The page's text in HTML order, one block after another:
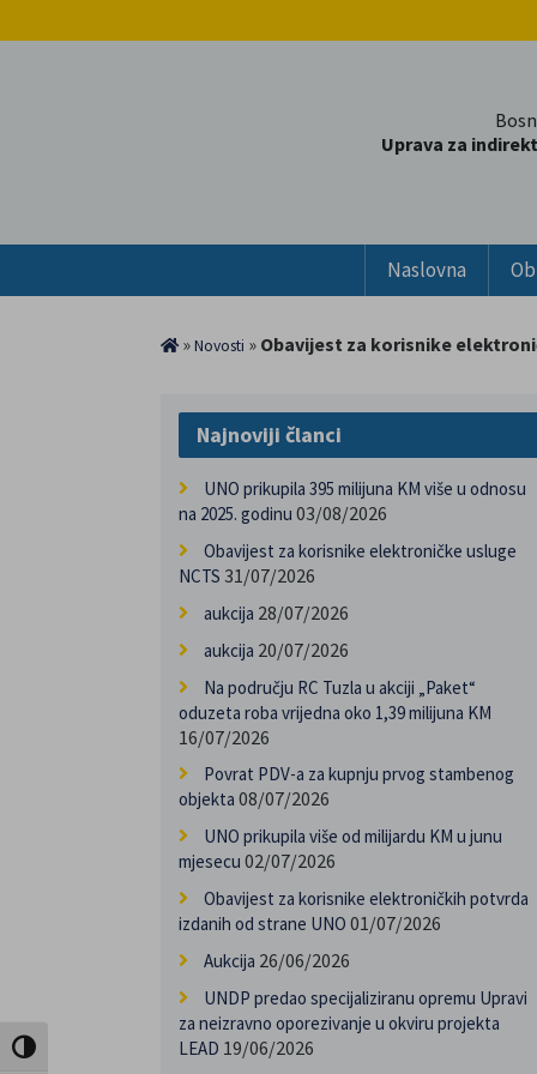
Uključi / isključi visoki kontrast
Uprava za
Naslovna
»Novosti » Obavijest za korisnike
Najnoviji članci
UNO prikupila 395 milijuna KM više u odnosu
na 2025. godinu 03/08/2026
Obavijest za korisnike elektroničke usluge
NCTS 31/07/2026
aukcija 28/07/2026
aukcija 20/07/2026
Na području RC Tuzla u akciji „Paket“
oduzeta roba vrijedna oko 1,39 milijuna KM
16/07/2026
Povrat PDV-a za kupnju prvog stambenog
objekta 08/07/2026
UNO prikupila više od milijardu KM u junu
mjesecu 02/07/2026
Obavijest za korisnike elektroničkih potvrda
izdanih od strane UNO 01/07/2026
Aukcija 26/06/2026
UNDP predao specijaliziranu opremu Upravi
za neizravno oporezivanje u okviru projekta
LEAD 19/06/2026